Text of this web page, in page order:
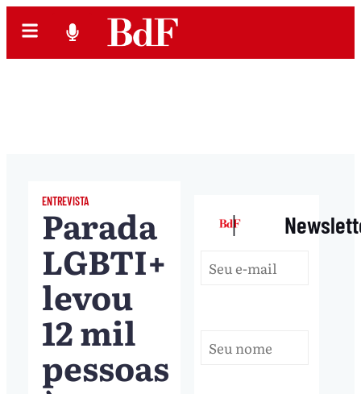
ENTREVISTA
Parada
LGBTI+
levou
12 mil
pessoas
|